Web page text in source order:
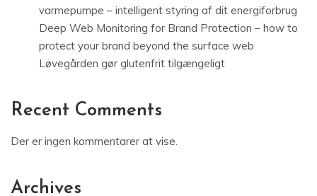
varmepumpe – intelligent styring af dit energiforbrug
Deep Web Monitoring for Brand Protection – how to
protect your brand beyond the surface web
Løvegården gør glutenfrit tilgængeligt
Recent Comments
Der er ingen kommentarer at vise.
Archives